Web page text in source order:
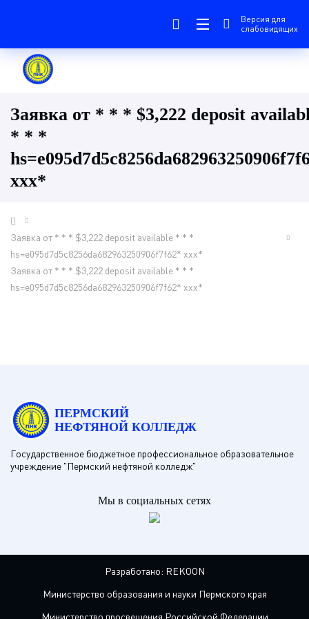
Версия для
слабовидящих
Заявка от * * * $3,222 deposit
* * *
ххх*
Заявка от * * * $3,222 deposit available * * *
hs=e095d7d5c8256da682963250906f7f62* ххх*
Заявка от * * * $3,222 deposit available * * *
hs=e095d7d5c8256da682963250906f7f62* ххх*
ПЕРМСКИЙ
НЕФТЯНОЙ КОЛЛЕДЖ
Государственное бюджетное профессиональное образовательное
учреждение "Пермский нефтяной колледж"
Мы в социальных сетях
Разработано: REKOON
Министерство образования и науки Пермского края
Министерство просвещения Российской Федерации